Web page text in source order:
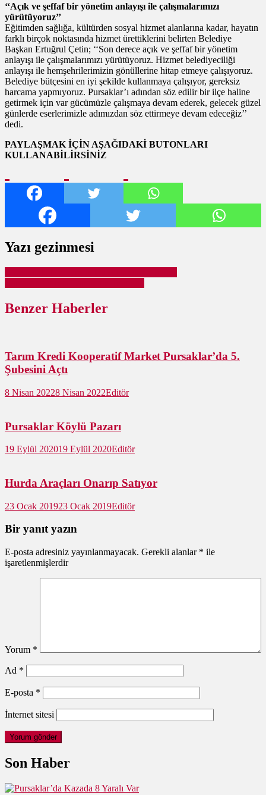
‘‘Açık ve şeffaf bir yönetim anlayışı ile çalışmalarımızı
yürütüyoruz’’
Eğitimden sağlığa, kültürden sosyal hizmet alanlarına kadar, hayatın
farklı birçok noktasında hizmet ürettiklerini belirten Belediye
Başkan Ertuğrul Çetin; ‘‘Son derece açık ve şeffaf bir yönetim
anlayışı ile çalışmalarımızı yürütüyoruz. Hizmet belediyeciliği
anlayışı ile hemşehrilerimizin gönüllerine hitap etmeye çalışıyoruz.
Belediye bütçesini en iyi şekilde kullanmaya çalışıyor, gereksiz
harcama yapmıyoruz. Pursaklar’ı adından söz edilir bir ilçe haline
getirmek için var gücümüzle çalışmaya devam ederek, gelecek güzel
günlerde eserlerimizle adımızdan söz ettirmeye devam edeceğiz’’
dedi.
PAYLAŞMAK İÇİN AŞAĞIDAKİ BUTONLARI
KULLANABİLİRSİNİZ
Yazı gezinmesi
Benzer Haberler
Tarım Kredi Kooperatif Market Pursaklar’da 5.
Şubesini Açtı
8 Nisan 20228 Nisan 2022Editör
Pursaklar Köylü Pazarı
19 Eylül 202019 Eylül 2020Editör
Hurda Araçları Onarıp Satıyor
23 Ocak 201923 Ocak 2019Editör
Bir yanıt yazın
E-posta adresiniz yayınlanmayacak. Gerekli alanlar * ile
işaretlenmişlerdir
Yorum *
Ad *
E-posta *
İnternet sitesi
Son Haber